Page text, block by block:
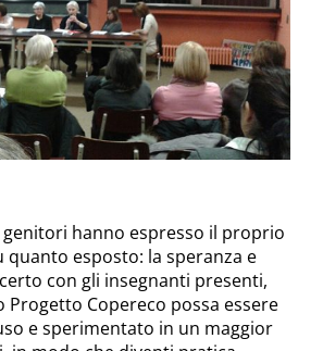
hanno espresso il proprio
quanto esposto: la speranza e
con gli insegnanti presenti,
Progetto Copereco possa essere
e sperimentato in un maggior